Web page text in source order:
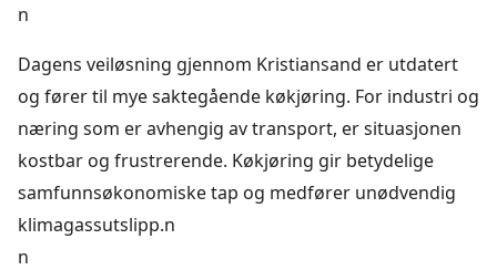
n
Dagens veiløsning gjennom Kristiansand er utdatert
og fører til mye saktegående køkjøring. For industri og
næring som er avhengig av transport, er situasjonen
kostbar og frustrerende. Køkjøring gir betydelige
samfunnsøkonomiske tap og medfører unødvendig
klimagassutslipp.n
n